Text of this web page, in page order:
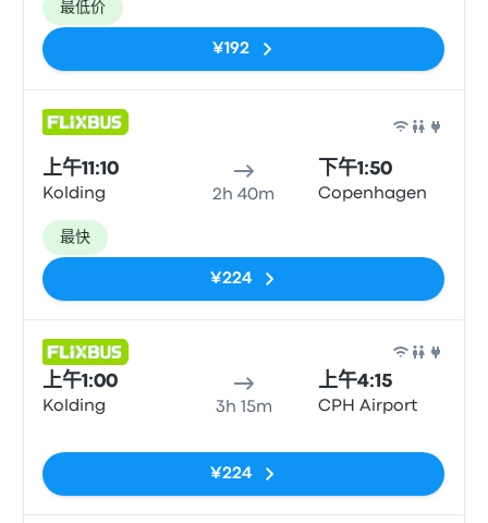
最低价
¥192
上午11:10
Kolding 2h 40m
下午1:50
Copenhagen
最快
¥224
上午1:00
Kolding 3h 15m
上午4:15
CPH Airport
¥224